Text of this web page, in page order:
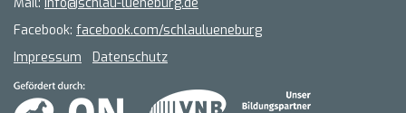
Facebook: facebook.com/schlaulueneburg
Impressum
Datenschutz